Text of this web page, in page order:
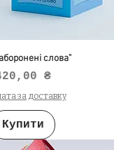
слова"
₴
за доставку
Купити